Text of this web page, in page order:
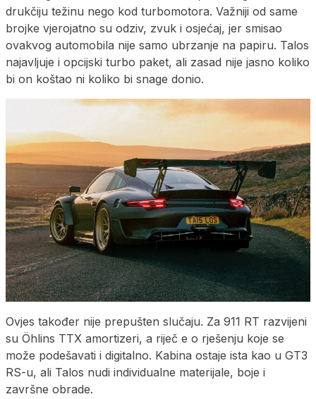
drukčiju težinu nego kod turbomotora. Važniji od same
brojke vjerojatno su odziv, zvuk i osjećaj, jer smisao
ovakvog automobila nije samo ubrzanje na papiru. Talos
najavljuje i opcijski turbo paket, ali zasad nije jasno koliko
bi on koštao ni koliko bi snage donio.
Ovjes također nije prepušten slučaju. Za 911 RT razvijeni
su Öhlins TTX amortizeri, a riječ e o rješenju koje se
može podešavati i digitalno. Kabina ostaje ista kao u GT3
RS-u, ali Talos nudi individualne materijale, boje i
završne obrade.